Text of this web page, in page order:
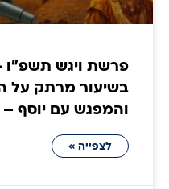
פרשת ויגש תשפ"ו
בשיעור מרתק על
והמפגש עם יוסף
לצפייה »